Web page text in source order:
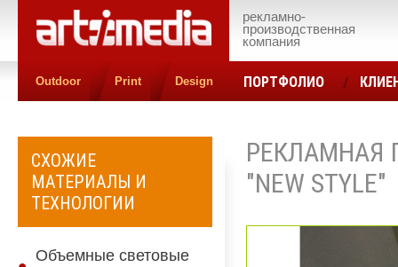
рекламно-
производственная
компания
Outdoor Print Design ПОРТФОЛИО
СХОЖИЕ
МАТЕРИАЛЫ И
ТЕХНОЛОГИИ
Объемные световые
РЕКЛАМНАЯ
″NEW STYLE″